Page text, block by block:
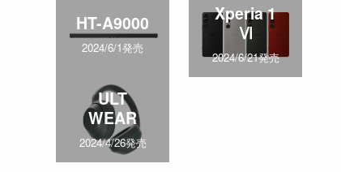
HT-A9000
2024/6/1発売
Xperia 1
Ⅵ
2024/6/21発売
ULT
WEAR
2024/4/26発売